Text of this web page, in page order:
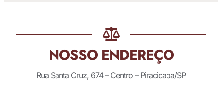
NOSSO ENDEREÇO
Rua Santa Cruz, 674 – Centro – Piracicaba/SP